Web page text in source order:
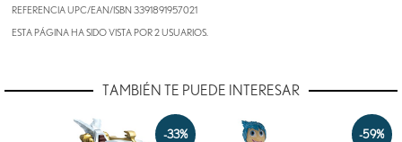
REFERENCIA UPC/EAN/ISBN 3391891957021
ESTA PÁGINA HA SIDO VISTA POR 2 USUARIOS.
TAMBIÉN TE PUEDE INTERESAR
-33% -59%